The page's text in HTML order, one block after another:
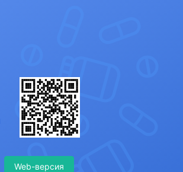
Web-версия